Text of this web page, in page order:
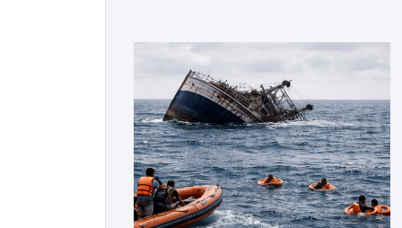
الإقليمي للجديدة، ورئيس المجلس
العلمي المحلي للجديدة، وذلك بحضور
شخصيات مدنية وعسكرية ودينية. وجرت
مراسيم افتتاح فعاليات الموسم بالخيمة
الرسمية، حيث أُلقيت كلمات كل من رئيس
المجلس […]